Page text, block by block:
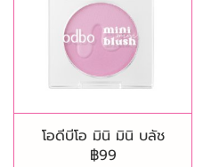
โอดีบีโอ มินิ มินิ บลัช
฿99